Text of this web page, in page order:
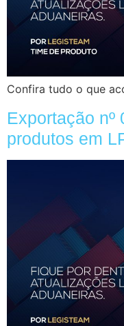
Confira tudo o que
Exportação nº
produtos em